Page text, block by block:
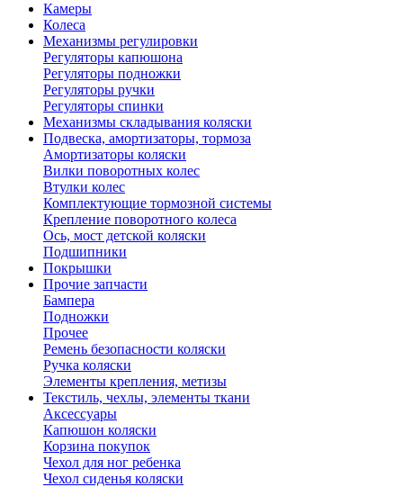
Камеры
Колеса
Механизмы регулировки
Регуляторы капюшона
Регуляторы подножки
Регуляторы ручки
Регуляторы спинки
Механизмы складывания коляски
Подвеска, амортизаторы, тормоза
Амортизаторы коляски
Вилки поворотных колес
Втулки колес
Комплектующие тормозной системы
Крепление поворотного колеса
Ось, мост детской коляски
Подшипники
Покрышки
Прочие запчасти
Бампера
Подножки
Прочее
Ремень безопасности коляски
Ручка коляски
Элементы крепления, метизы
Текстиль, чехлы, элементы ткани
Аксессуары
Капюшон коляски
Корзина покупок
Чехол для ног ребенка
Чехол сиденья коляски